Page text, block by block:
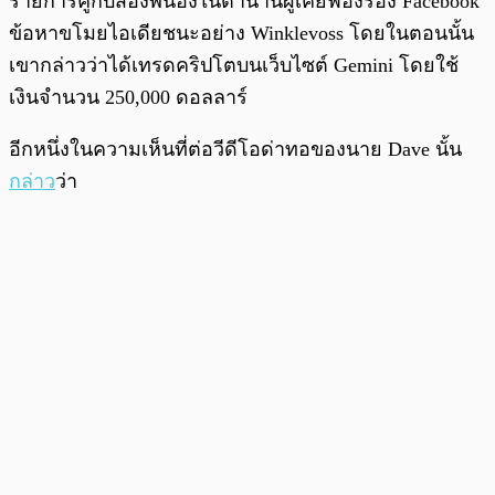
ข้อหาขโมยไอเดียชนะอย่าง Winklevoss โดยในตอนนั้น
เขากล่าวว่าได้เทรดคริปโตบนเว็บไซต์ Gemini โดยใช้
เงินจำนวน 250,000 ดอลลาร์
อีกหนึ่งในความเห็นที่ต่อวีดีโอด่าทอของนาย Dave นั้น
กล่าวว่า